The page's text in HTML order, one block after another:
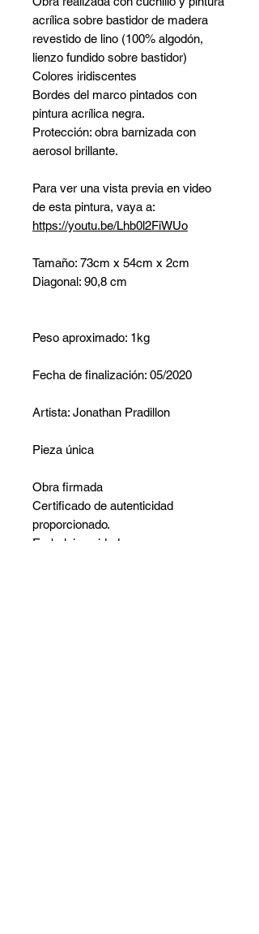
acrílica sobre bastidor de madera
revestido de lino (100% algodón,
lienzo fundido sobre bastidor)
Colores iridiscentes
Bordes del marco pintados con
pintura acrílica negra.
Protección: obra barnizada con
aerosol brillante.
Para ver una vista previa en video
de esta pintura, vaya a:
https://youtu.be/Lhb0l2FiWUo
Tamaño: 73cm x 54cm x 2cm
Diagonal: 90,8 cm
Peso aproximado: 1kg
Fecha de finalización: 05/2020
Artista: Jonathan Pradillon
Pieza única
Obra firmada
Certificado de autenticidad
proporcionado.
Embalaje cuidadoso